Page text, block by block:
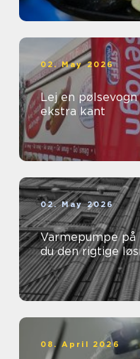
02. May 2026
Lej en
ekstra kant
02. May 2026
Varmepumpe
du den rigtige
08. April 2026